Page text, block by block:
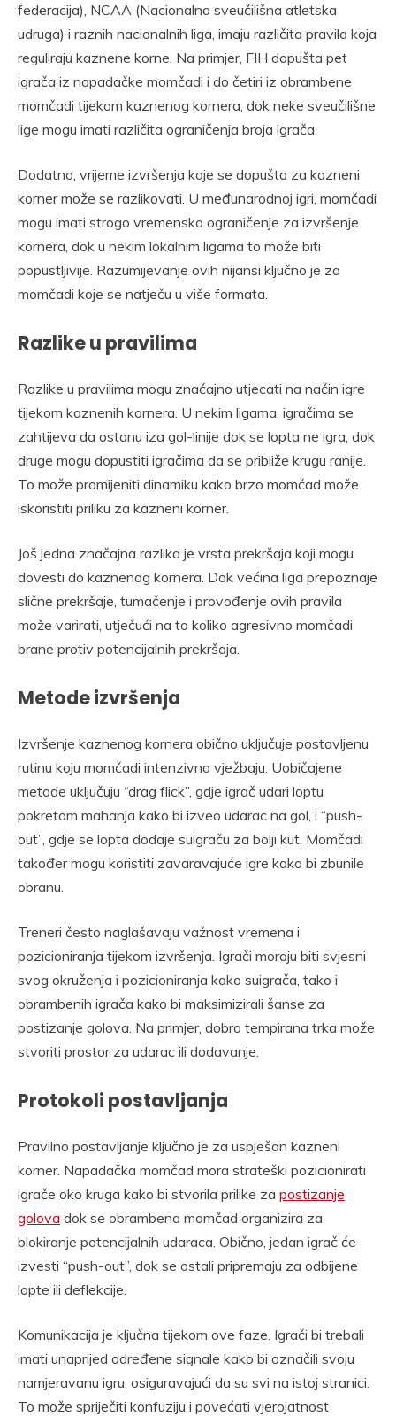
federacija), NCAA (Nacionalna sveučilišna atletska
udruga) i raznih nacionalnih liga, imaju različita pravila koja
reguliraju kaznene korne. Na primjer, FIH dopušta pet
igrača iz napadačke momčadi i do četiri iz obrambene
momčadi tijekom kaznenog kornera, dok neke sveučilišne
lige mogu imati različita ograničenja broja igrača.
Dodatno, vrijeme izvršenja koje se dopušta za kazneni
korner može se razlikovati. U međunarodnoj igri, momčadi
mogu imati strogo vremensko ograničenje za izvršenje
kornera, dok u nekim lokalnim ligama to može biti
popustljivije. Razumijevanje ovih nijansi ključno je za
momčadi koje se natječu u više formata.
Razlike u pravilima
Razlike u pravilima mogu značajno utjecati na način igre
tijekom kaznenih kornera. U nekim ligama, igračima se
zahtijeva da ostanu iza gol-linije dok se lopta ne igra, dok
druge mogu dopustiti igračima da se približe krugu ranije.
To može promijeniti dinamiku kako brzo momčad može
iskoristiti priliku za kazneni korner.
Još jedna značajna razlika je vrsta prekršaja koji mogu
dovesti do kaznenog kornera. Dok većina liga prepoznaje
slične prekršaje, tumačenje i provođenje ovih pravila
može varirati, utječući na to koliko agresivno momčadi
brane protiv potencijalnih prekršaja.
Metode izvršenja
Izvršenje kaznenog kornera obično uključuje postavljenu
rutinu koju momčadi intenzivno vježbaju. Uobičajene
metode uključuju “drag flick”, gdje igrač udari loptu
pokretom mahanja kako bi izveo udarac na gol, i “push-
out”, gdje se lopta dodaje suigraču za bolji kut. Momčadi
također mogu koristiti zavaravajuće igre kako bi zbunile
obranu.
Treneri često naglašavaju važnost vremena i
pozicioniranja tijekom izvršenja. Igrači moraju biti svjesni
svog okruženja i pozicioniranja kako suigrača, tako i
obrambenih igrača kako bi maksimizirali šanse za
postizanje golova. Na primjer, dobro tempirana trka može
stvoriti prostor za udarac ili dodavanje.
Protokoli postavljanja
Pravilno postavljanje ključno je za uspješan kazneni
korner. Napadačka momčad mora strateški pozicionirati
igrače oko kruga kako bi stvorila prilike za postizanje
golova dok se obrambena momčad organizira za
blokiranje potencijalnih udaraca. Obično, jedan igrač će
izvesti “push-out”, dok se ostali pripremaju za odbijene
lopte ili deflekcije.
Komunikacija je ključna tijekom ove faze. Igrači bi trebali
imati unaprijed određene signale kako bi označili svoju
namjeravanu igru, osiguravajući da su svi na istoj stranici.
To može spriječiti konfuziju i povećati vjerojatnost